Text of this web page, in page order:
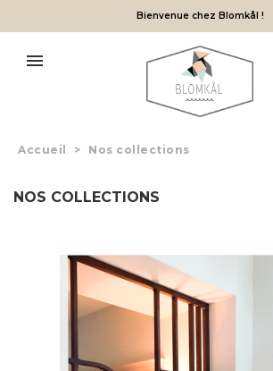
Bienvenue chez Blomkål !
Accueil > Nos collections
NOS COLLECTIONS